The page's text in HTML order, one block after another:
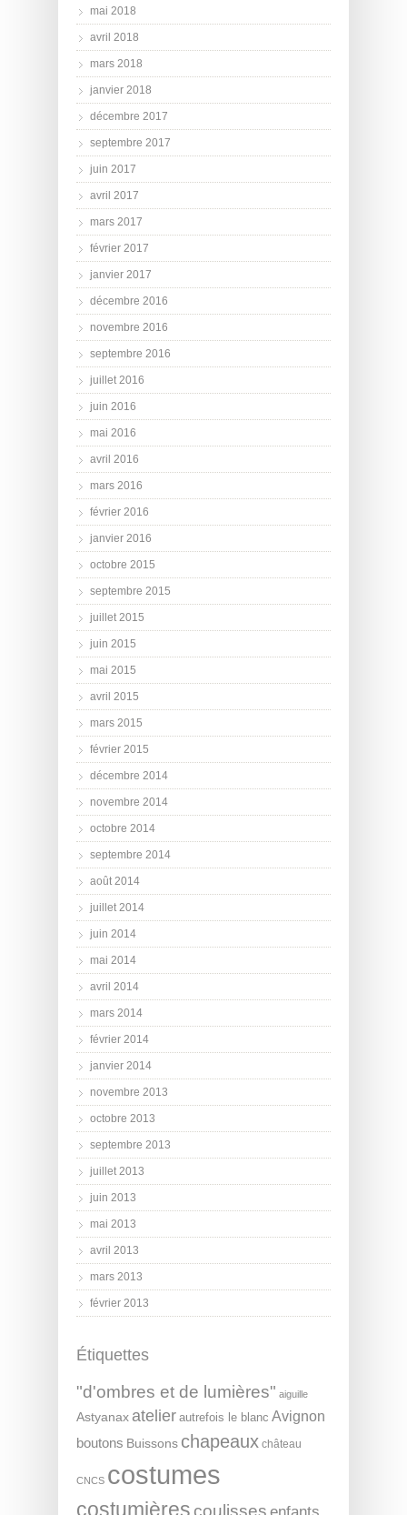
mai 2018
avril 2018
mars 2018
janvier 2018
décembre 2017
septembre 2017
juin 2017
avril 2017
mars 2017
février 2017
janvier 2017
décembre 2016
novembre 2016
septembre 2016
juillet 2016
juin 2016
mai 2016
avril 2016
mars 2016
février 2016
janvier 2016
octobre 2015
septembre 2015
juillet 2015
juin 2015
mai 2015
avril 2015
mars 2015
février 2015
décembre 2014
novembre 2014
octobre 2014
septembre 2014
août 2014
juillet 2014
juin 2014
mai 2014
avril 2014
mars 2014
février 2014
janvier 2014
novembre 2013
octobre 2013
septembre 2013
juillet 2013
juin 2013
mai 2013
avril 2013
mars 2013
février 2013
Étiquettes
"d'ombres et de lumières" aiguille
Astyanax atelier autrefois le blanc Avignon
boutons Buissons chapeaux château
CNCS costumes
costumières coulisses